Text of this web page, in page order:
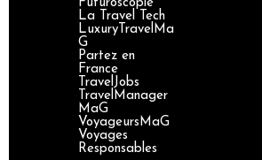
Futuroscopie
La Travel Tech
LuxuryTravelMa
G
Partez en
France
TravelJobs
TravelManager
MaG
VoyageursMaG
Voyages
Responsables